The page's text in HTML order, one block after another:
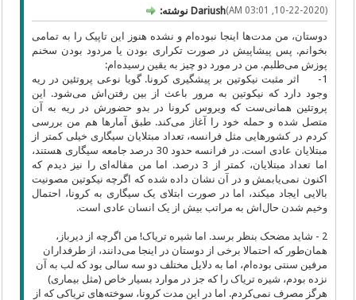
(10-22-2020, 03:01 AM) Dariush نوشته:
دوستان، من مدت‌ها اینجا نبوده‌ام و نشده هنوز این تاپیک را به تمامی
بخوانم. پس پیشاپیش در صورت تکراری بودن یا مردود بودن سخنم
پوزش می‌طلبم. من در مورد دو چیز به یقین رسیده‌ام:
1- اثر مثبت نیکوتین بر پیشگیری کرونا. گویا نوعی پروتئین در ریه
وجود دارد که نیکوتین به مرور باعث از بین رفتن‌اش می‌شود. این
پروتئین همانی‌ست که ویروس کرونا در بدو حضورش در ریه به آن
متصل شده و حمله خود را آغاز می‌کند. طبق آمارها هم من بررسی
کردم در کشورهایی مثل فرانسه، تعداد مبتلایان سیگاری خیلی کمتر از
مبتلایان عادی است. در فرانسه حدود 30 درصد جامعه سیگاری هستند،
اما تعداد مبتلایان، کمتر از 3 درصد. اما من مقاله‌ای را نیز دیدم که
اکنون نمی‌یابمش و در آن نشان داده شده که اگرچه نیکوتین مصونیت
بالایی ایجاد میکند، اما در صورت ابتلای یک سیگاری به کرونا، احتمال
وخیم شدن حال‌اش به مراتب بیش از یک انسان عادی است.
2 - شاید مضحک بنظر برسد. اما شیره تریاک! من اگرچه از دیرباز،
همان‌طور که احتمالا برخی از دوستان در اینجا می‌دانند، از طرفداران
مرفین سنتی بوده‌ام، اما به دلایل مختلف دو سه سالی بود که لب به آن
نزده بودم، شیره تریاک را که جز در موارد بسیار خاص (مثل بیماری)
هرگز مصرف نمی‌کردم. اما در این مدت کرونا، سوخته‌های تریاکی که از